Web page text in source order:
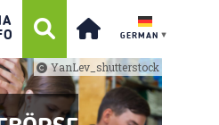
GERMAN ▼
YanLev_shutterstock